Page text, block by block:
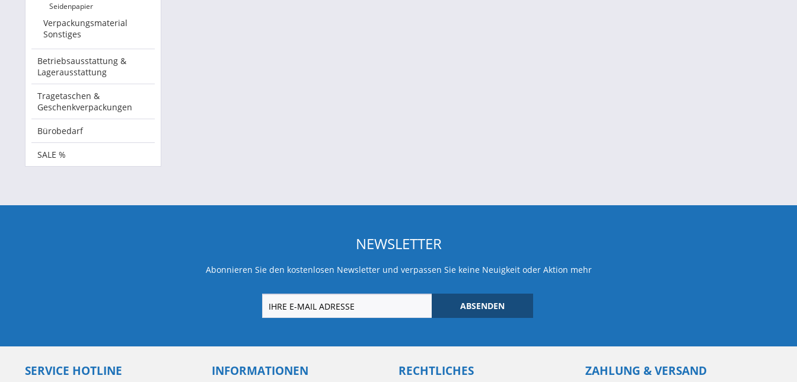
Seidenpapier
Verpackungsmaterial
Sonstiges
Betriebsausstattung &
Lagerausstattung
Tragetaschen &
Geschenkverpackungen
Bürobedarf
SALE %
NEWSLETTER
Abonnieren Sie den kostenlosen Newsletter und verpassen Sie keine Neuigkeit oder Aktion mehr
ABSENDEN
SERVICE HOTLINE INFORMATIONEN RECHTLICHES ZAHLUNG & VERSAND